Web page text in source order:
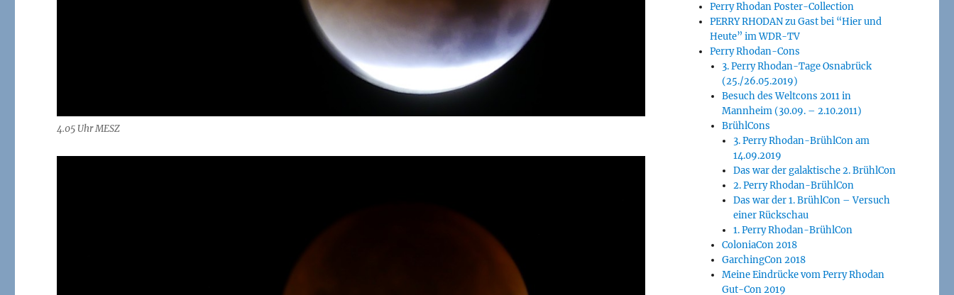
4.05 Uhr MESZ
Perry Rhodan Poster-Collection
PERRY RHODAN zu Gast bei “Hier und
Heute” im WDR-TV
Perry Rhodan-Cons
3. Perry Rhodan-Tage Osnabrück
(25./26.05.2019)
Besuch des Weltcons 2011 in
Mannheim (30.09. – 2.10.2011)
BrühlCons
3. Perry Rhodan-BrühlCon am
14.09.2019
Das war der galaktische 2. BrühlCon
2. Perry Rhodan-BrühlCon
Das war der 1. BrühlCon – Versuch
einer Rückschau
1. Perry Rhodan-BrühlCon
ColoniaCon 2018
GarchingCon 2018
Meine Eindrücke vom Perry Rhodan
Gut-Con 2019